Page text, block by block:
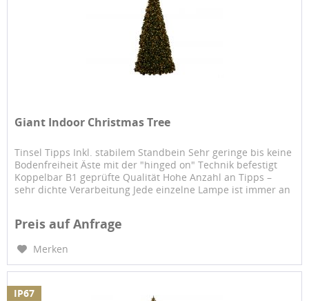
Giant Indoor Christmas Tree
Tinsel Tipps Inkl. stabilem Standbein Sehr geringe bis keine
Bodenfreiheit Äste mit der "hinged on" Technik befestigt
Koppelbar B1 geprüfte Qualität Hohe Anzahl an Tipps –
sehr dichte Verarbeitung Jede einzelne Lampe ist immer an
Preis auf Anfrage
Merken
IP67